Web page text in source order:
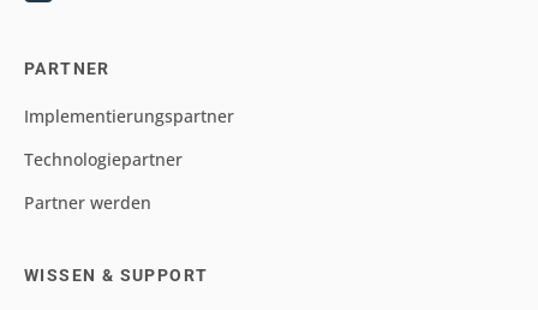
PARTNER
Implementierungspartner
Technologiepartner
Partner werden
WISSEN & SUPPORT